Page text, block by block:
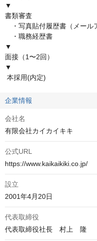
▼
書類審査
・写真貼付履歴書（メール
・職務経歴書
▼
面接（1〜2回）
▼
本採用(内定)
企業情報
会社名
有限会社カイカイキキ
公式URL
https://www.kaikaikiki.co.jp/
設立
2001年4月20日
代表取締役
代表取締役社長　村上　隆